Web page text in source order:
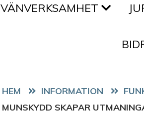
VÄNVERKSAMHET
HEM
MUNSKYDD SKAPAR